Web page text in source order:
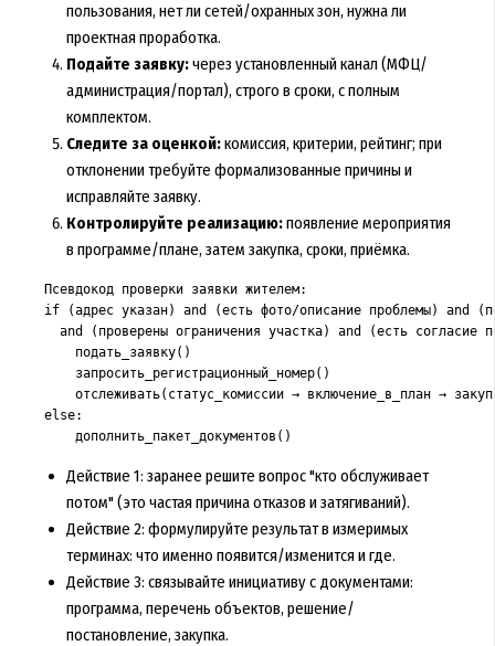
пользования, нет ли сетей/охранных зон, нужна ли
проектная проработка.
Подайте заявку:через установленный канал (МФЦ/
администрация/портал), строго в сроки, с полным
комплектом.
Следите за оценкой:комиссия, критерии, рейтинг; при
отклонении требуйте формализованные причины и
исправляйте заявку.
Контролируйте реализацию:появление мероприятия
в программе/плане, затем закупка, сроки, приёмка.
Псевдокод проверки заявки жителем:
if (адрес указан) and (есть фото/описание проблемы) and
and (проверены ограничения участка) and (есть согласие
    подать_заявку()
    запросить_регистрационный_номер()
отслеживать(статус_комиссии → включение_в_план →
else:
    дополнить_пакет_документов()
Действие 1: заранее решите вопрос "кто обслуживает
потом" (это частая причина отказов и затягиваний).
Действие 2: формулируйте результат в измеримых
терминах: что именно появится/изменится и где.
Действие 3: связывайте инициативу с документами:
программа, перечень объектов, решение/
постановление, закупка.